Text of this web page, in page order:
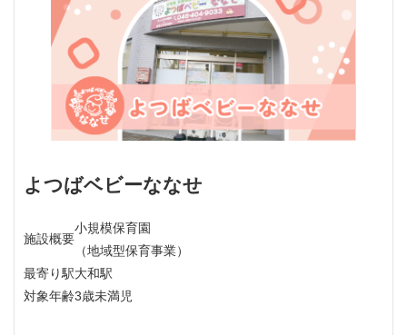
よつばベビーななせ
施設概要
小規模保育園
（地域型保育事業）
最寄り駅大和駅
対象年齢3歳未満児